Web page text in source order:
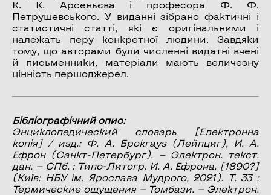
К. К. Арсеньєва і професора Ф. Ф.
Петрушевського. У виданні зібрано фактичні і
статистичні статті, які є оригінальними і
належать перу конкретної людини. Завдяки
тому, що авторами були численні видатні вчені
й письменники, матеріали мають величезну
цінність першоджерел.
Бібліографічний опис:
Энциклопедический словарь [Електронна
копія] / изд.: Ф. А. Брокгауз (Лейпциг), И. А.
Ефрон (Санкт-Петербург). — Электрон. текст.
дан. — СПб. : Типо-Литогр. И. А. Ефрона, [1890?]
(Київ: НБУ ім. Ярослава Мудрого, 2021). Т. 33 :
Термические ощущения — Томбази . — Электрон.